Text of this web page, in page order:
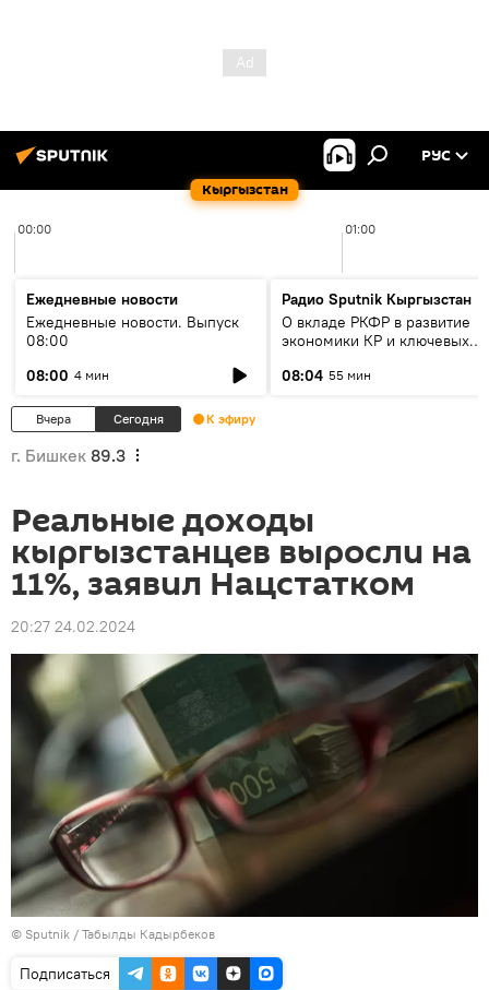
Кыргызстан
РУС
00:00 01:00
Ежедневные новости
Ежедневные новости. Выпуск
08:00
08:00 4 мин
Радио Sputnik Кыргызстан
О вкладе РКФР в развитие
экономики КР и ключевых
08:04 55 мин
Вчера Сегодня К эфиру
г. Бишкек 89.3
Реальные доходы
кыргызстанцев выросли на
11%, заявил Нацстатком
20:27 24.02.2024
© Sputnik / Табылды Кадырбеков
Подписаться